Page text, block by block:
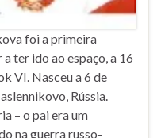
foi a primeira
ter ido ao espaço, a 16
VI. Nasceu a 6 de
Rússia.
– o pai era um
na guerra russo-